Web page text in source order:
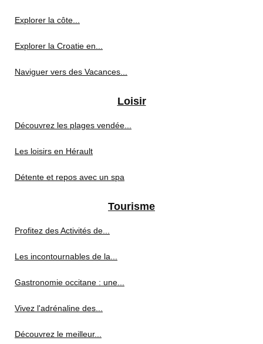
Explorer la côte...
Explorer la Croatie en...
Naviguer vers des Vacances...
Loisir
Découvrez les plages vendée...
Les loisirs en Hérault
Détente et repos avec un spa
Tourisme
Profitez des Activités de...
Les incontournables de la...
Gastronomie occitane : une...
Vivez l'adrénaline des...
Découvrez le meilleur...